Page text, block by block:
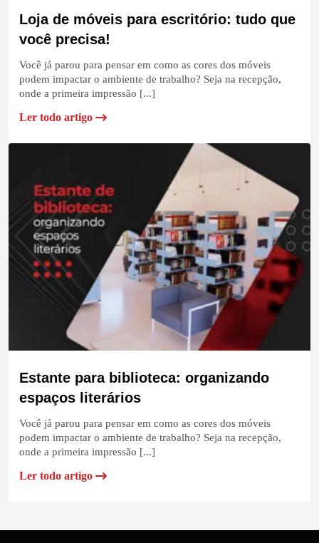
Loja de móveis para escritório: tudo que
você precisa!
Você já parou para pensar em como as cores dos móveis
podem impactar o ambiente de trabalho? Seja na recepção,
onde a primeira impressão [...]
Ler todo artigo
Estante para biblioteca: organizando
espaços literários
Você já parou para pensar em como as cores dos móveis
podem impactar o ambiente de trabalho? Seja na recepção,
onde a primeira impressão [...]
Ler todo artigo